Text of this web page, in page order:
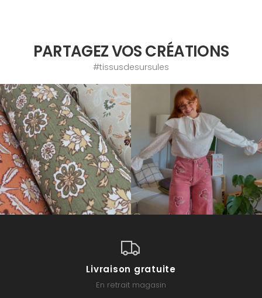
PARTAGEZ VOS CRÉATIONS
#tissusdesursules
Livraison gratuite
En retrait magasin